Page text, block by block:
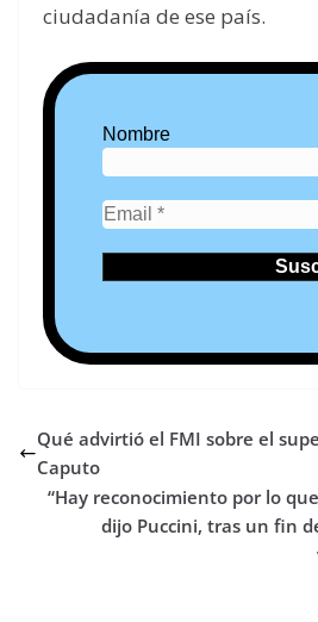
ciudadanía de ese país.
Nombre
Qué advirtió el FMI sobre el
Caputo
“Hay reconocimiento por lo
dijo Puccini, tras un fin